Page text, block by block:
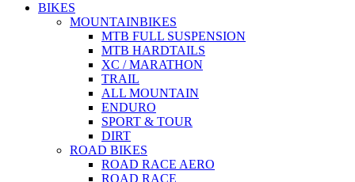
BIKES
MOUNTAINBIKES
MTB FULL SUSPENSION
MTB HARDTAILS
XC / MARATHON
TRAIL
ALL MOUNTAIN
ENDURO
SPORT & TOUR
DIRT
ROAD BIKES
ROAD RACE AERO
ROAD RACE